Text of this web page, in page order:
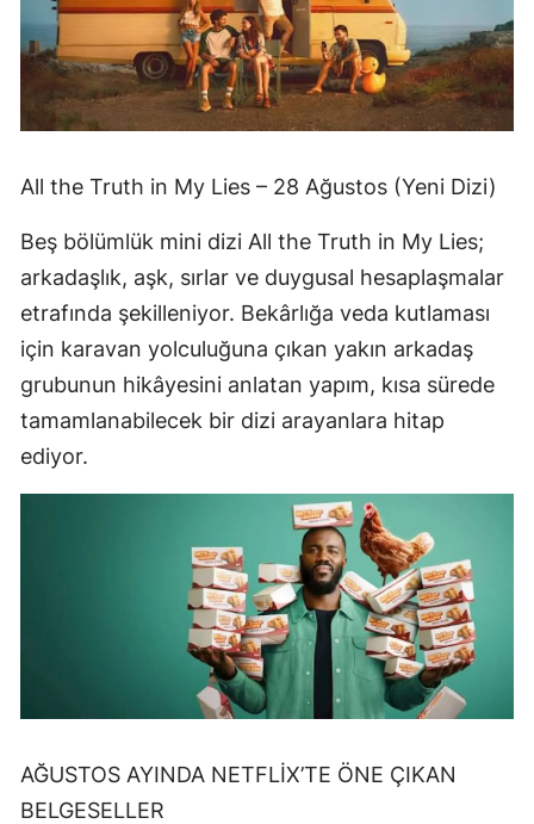
All the Truth in My Lies – 28 Ağustos (Yeni Dizi)
Beş bölümlük mini dizi All the Truth in My Lies;
arkadaşlık, aşk, sırlar ve duygusal hesaplaşmalar
etrafında şekilleniyor. Bekârlığa veda kutlaması
için karavan yolculuğuna çıkan yakın arkadaş
grubunun hikâyesini anlatan yapım, kısa sürede
tamamlanabilecek bir dizi arayanlara hitap
ediyor.
AĞUSTOS AYINDA NETFLİX’TE ÖNE ÇIKAN
BELGESELLER